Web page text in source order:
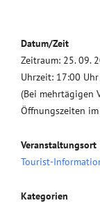
Datum/Zeit
Zeitraum: 25. 09.
Uhrzeit: 17:00 Uhr
(Bei mehrtägigen
Öffnungszeiten
Veranstaltungsort
Tourist-
Kategorien